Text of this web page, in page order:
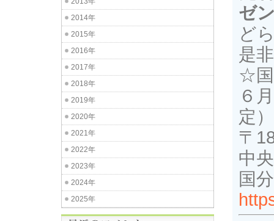
ゼ
ど
是
☆
６
定）
〒
中
国
2014年
2015年
2016年
2017年
2018年
2019年
2020年
2021年
2022年
2023年
2024年
2025年